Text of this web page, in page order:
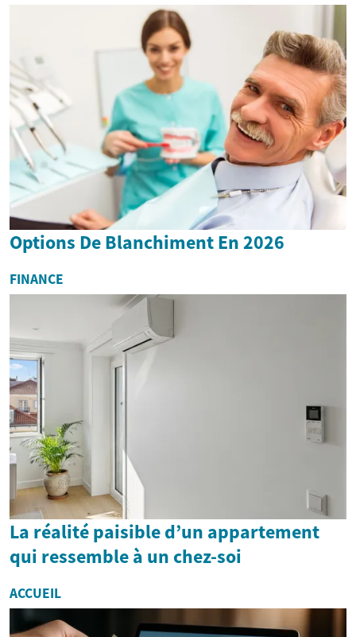
Options De Blanchiment En 2026
FINANCE
La réalité paisible d’un appartement
qui ressemble à un chez-soi
ACCUEIL